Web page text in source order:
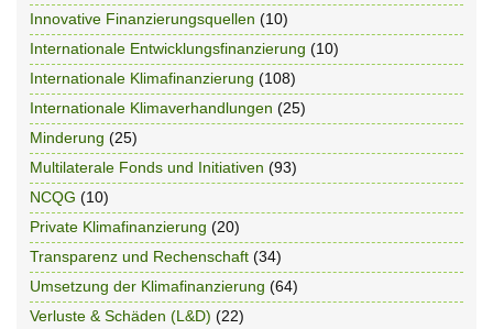
Innovative Finanzierungsquellen (10)
Internationale Entwicklungsfinanzierung (10)
Internationale Klimafinanzierung (108)
Internationale Klimaverhandlungen (25)
Minderung (25)
Multilaterale Fonds und Initiativen (93)
NCQG (10)
Private Klimafinanzierung (20)
Transparenz und Rechenschaft (34)
Umsetzung der Klimafinanzierung (64)
Verluste & Schäden (L&D) (22)